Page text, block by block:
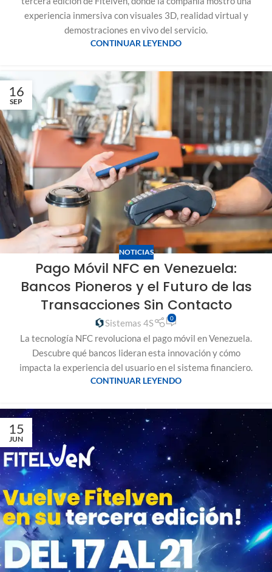
experiencia inmersiva con visuales 3D, realidad virtual y
demostraciones en vivo del servicio.
CONTINUAR LEYENDO
16
SEP
NOTICIAS
Pago Móvil NFC en Venezuela:
Bancos Pioneros y el Futuro de las
Transacciones Sin Contacto
Sistemas 4S 0
La tecnología NFC revoluciona el pago móvil en Venezuela.
Descubre qué bancos lideran esta innovación y cómo
impacta la experiencia del usuario en el sistema financiero.
CONTINUAR LEYENDO
15
JUN